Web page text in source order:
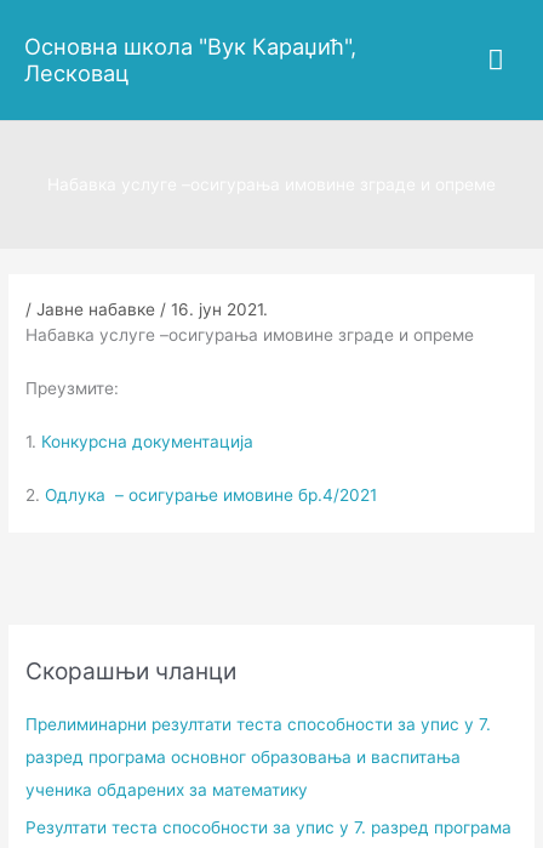
садржај
Основна школа "Вук Караџић",
Лесковац
/Јавне набавке /16. јун 2021.
Набавка услуге –осигурања имовине зграде и опреме
Преузмите:
1. Конкурсна документација
2.Одлука – осигурање имовине бр.4/2021
Скорашњи чланци
Прелиминарни резултати теста способности за упис у 7.
разред програма основног образовања и васпитања
ученика обдарених за математику
Резултати теста способности за упис у 7. разред програма